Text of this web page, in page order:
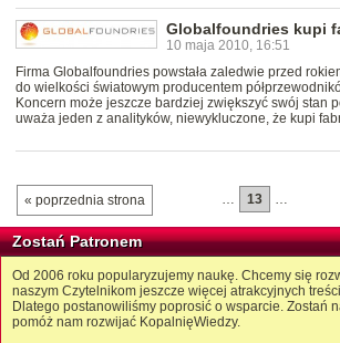
Globalfoundries kupi
10 maja 2010, 16:51
Firma Globalfoundries powstała zaledwie przed
do wielkości światowym producentem
Koncern może jeszcze bardziej zwiększyć swój stan
uważa jeden z analityków, niewykluczone, że kupi
« poprzednia strona … 13 …
Zostań Patronem
Od 2006 roku popularyzujemy naukę. Chcemy się
naszym Czytelnikom jeszcze więcej atrakcyjnych
Dlatego postanowiliśmy poprosić o wsparcie. Zostań
pomóż nam rozwijać KopalnięWiedzy.